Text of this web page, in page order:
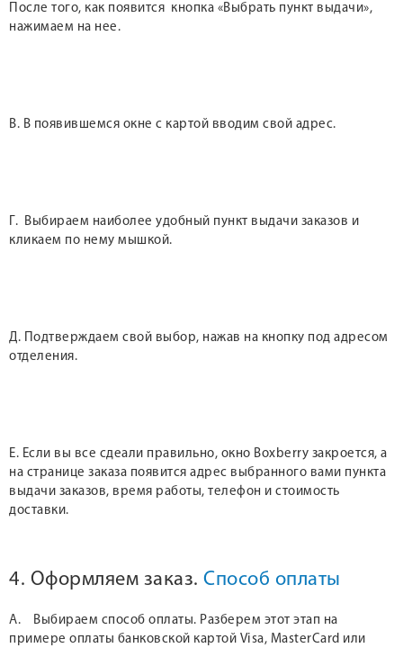
После того, как появится кнопка «Выбрать пункт выдачи»,
нажимаем на нее.
В. В появившемся окне с картой вводим свой адрес.
Г. Выбираем наиболее удобный пункт выдачи заказов и
кликаем по нему мышкой.
Д. Подтверждаем свой выбор, нажав на кнопку под адресом
отделения.
Е. Если вы все сдеали правильно, окно Boxberry закроется, а
на странице заказа появится адрес выбранного вами пункта
выдачи заказов, время работы, телефон и стоимость
доставки.
4. Оформляем заказ. Способ оплаты
А. Выбираем способ оплаты. Разберем этот этап на
примере оплаты банковской картой Visa, MasterCard или